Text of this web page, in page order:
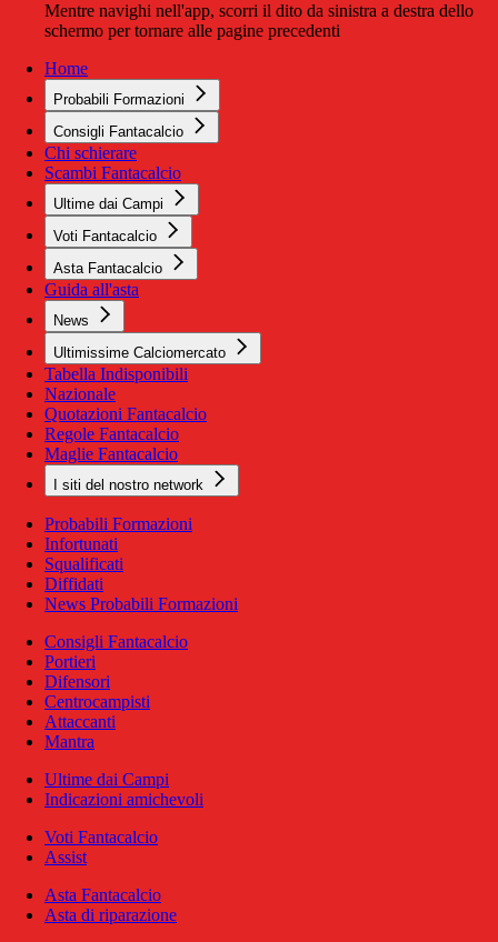
Mentre navighi nell'app, scorri il dito da sinistra a destra dello
schermo per tornare alle pagine precedenti
Home
Probabili Formazioni
Consigli Fantacalcio
Chi schierare
Scambi Fantacalcio
Ultime dai Campi
Voti Fantacalcio
Asta Fantacalcio
Guida all'asta
News
Ultimissime Calciomercato
Tabella Indisponibili
Nazionale
Quotazioni Fantacalcio
Regole Fantacalcio
Maglie Fantacalcio
I siti del nostro network
Probabili Formazioni
Infortunati
Squalificati
Diffidati
News Probabili Formazioni
Consigli Fantacalcio
Portieri
Difensori
Centrocampisti
Attaccanti
Mantra
Ultime dai Campi
Indicazioni amichevoli
Voti Fantacalcio
Assist
Asta Fantacalcio
Asta di riparazione